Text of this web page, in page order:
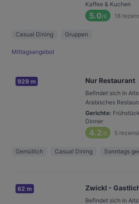
Kaffee & Kuchen
5.0/6 18
Casual Dining Gruppen
Mittagsangebot
929 m Nur Restaurant
Befindet sich in
Arabisches
Gerichte:
Dinner
4.2/6 5
Gemütlich Casual Dining Sonntags
62 m Zwickl -
Befindet sich in